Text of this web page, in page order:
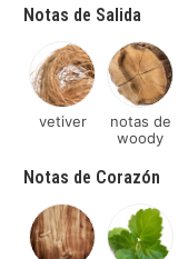
Notas de Salida
vetiver
notas de
woody
Notas de Corazón